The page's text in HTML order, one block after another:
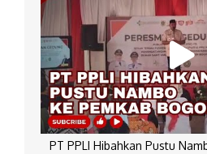
PT PPLI Hibahkan Pustu